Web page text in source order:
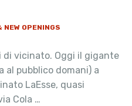
NEW OPENINGS
di vicinato. Oggi il gigante
al pubblico domani) a
LaEsse, quasi
Cola …